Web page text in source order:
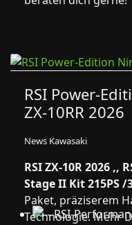
RSI Power-
ZX-10RR 2026
News Kawasaki
RSI ZX-10R 2026 ,,
Stage II Kit 215PS
Paket, präziserem
Technologie. Mehr